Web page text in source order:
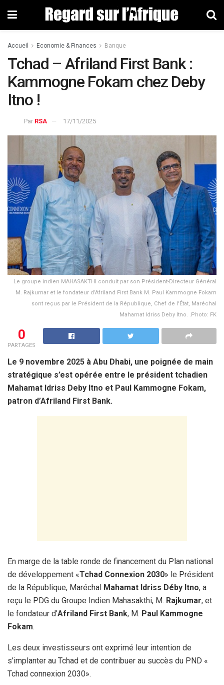
Accueil Economie & Finances Banque
Tchad – Afriland First Bank :
Kammogne Fokam chez Deby
Itno !
Par RSA 17/11/2025
Le groupe indien MAHASAKTHI conduit par son Président-Directeur Général
M. Rajkumar et le fondateur d’Afriland First Bank M. Paul Kammogne Fokam
sont reçus par le Président de la République, Chef de l'État, Maréchal
Mahamat Idriss Deby Itno. .Photo: FK
0
PARTAGES
Le 9 novembre 2025 à Abu Dhabi, une poignée de main
stratégique s’est opérée entre le président tchadien
Mahamat Idriss Deby Itno et Paul Kammogne Fokam,
patron d’Afriland First Bank.
En marge de la table ronde de financement du Plan national
de développement «Tchad Connexion 2030» le Président
de la République, Maréchal Mahamat Idriss Déby Itno, a
reçu le PDG du Groupe Indien Mahasakthi, M. Rajkumar, et
le fondateur d’Afriland First Bank, M. Paul Kammogne
Fokam.
Les deux investisseurs ont exprimé leur intention de
s’implanter au Tchad et de contribuer au succès du PND «
Tchad connexion 2030».